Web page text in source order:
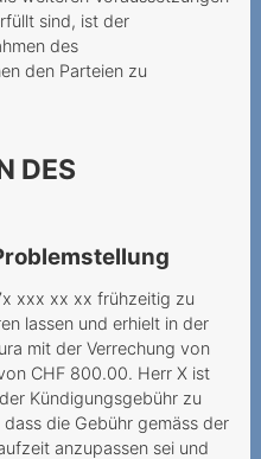
sind, ist der
des
den Parteien zu
DES
xxx xx xx frühzeitig zu
lassen und erhielt in der
mit der Verrechung von
CHF 800.00. Herr X ist
Kündigungsgebühr zu
die Gebühr gemäss der
anzupassen sei und
für alle
le prestataire
unilatérale du
an 0900-
Verwendung
für